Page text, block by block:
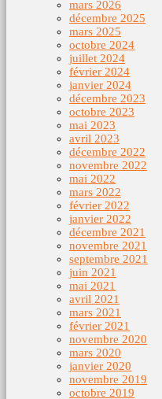
mars 2026
décembre 2025
mars 2025
octobre 2024
juillet 2024
février 2024
janvier 2024
décembre 2023
octobre 2023
mai 2023
avril 2023
décembre 2022
novembre 2022
mai 2022
mars 2022
février 2022
janvier 2022
décembre 2021
novembre 2021
septembre 2021
juin 2021
mai 2021
avril 2021
mars 2021
février 2021
novembre 2020
mars 2020
janvier 2020
novembre 2019
octobre 2019